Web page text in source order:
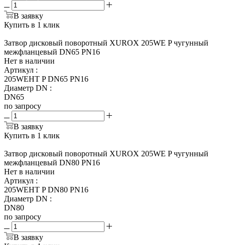
В заявку
Купить в 1 клик
Затвор дисковый поворотный XUROX 205WE P чугунный
межфланцевый DN65 PN16
Нет в наличии
Артикул :
205WEHT P DN65 PN16
Диаметр DN :
DN65
по запросу
В заявку
Купить в 1 клик
Затвор дисковый поворотный XUROX 205WE P чугунный
межфланцевый DN80 PN16
Нет в наличии
Артикул :
205WEHT P DN80 PN16
Диаметр DN :
DN80
по запросу
В заявку